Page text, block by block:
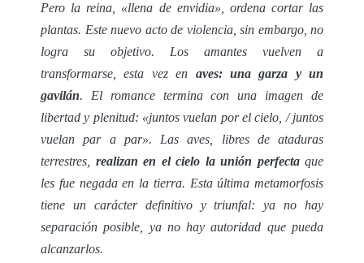
Pero la reina, «llena de envidia», ordena cortar las
plantas. Este nuevo acto de violencia, sin embargo, no
logra su objetivo. Los amantes vuelven a
transformarse, esta vez en aves: una garza y un
gavilán. El romance termina con una imagen de
libertad y plenitud: «juntos vuelan por el cielo, / juntos
vuelan par a par». Las aves, libres de ataduras
terrestres, realizan en el cielo la unión perfectaque
les fue negada en la tierra. Esta última metamorfosis
tiene un carácter definitivo y triunfal: ya no hay
separación posible, ya no hay autoridad que pueda
alcanzarlos.